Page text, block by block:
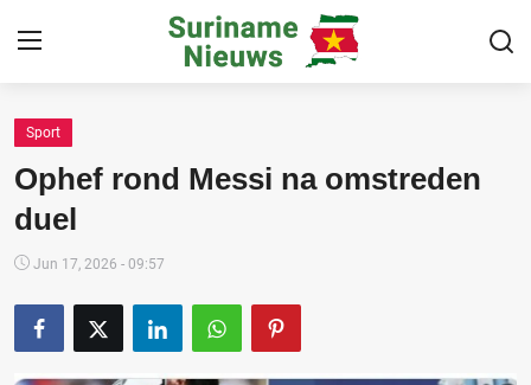
Home
Suriname
Buitenland
Sport
Cultuur & Media
Sport
Ophef rond Messi na omstreden
duel
Jun 17, 2026 - 09:57